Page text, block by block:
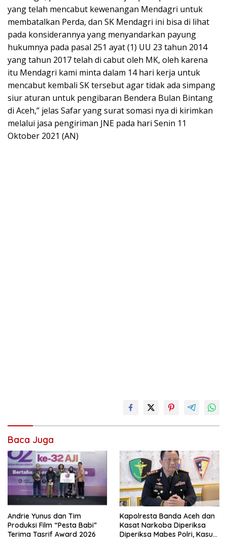
yang telah mencabut kewenangan Mendagri untuk
membatalkan Perda, dan SK Mendagri ini bisa di lihat
pada konsiderannya yang menyandarkan payung
hukumnya pada pasal 251 ayat (1) UU 23 tahun 2014
yang tahun 2017 telah di cabut oleh MK, oleh karena
itu Mendagri kami minta dalam 14 hari kerja untuk
mencabut kembali SK tersebut agar tidak ada simpang
siur aturan untuk pengibaran Bendera Bulan Bintang
di Aceh,” jelas Safar yang surat somasi nya di kirimkan
melalui jasa pengiriman JNE pada hari Senin 11
Oktober 2021 (AN)
Baca Juga
Andrie Yunus dan Tim
Produksi Film “Pesta Babi”
Terima Tasrif Award 2026
Kapolresta Banda Aceh dan
Kasat Narkoba Diperiksa
Diperiksa Mabes Polri, Kasus